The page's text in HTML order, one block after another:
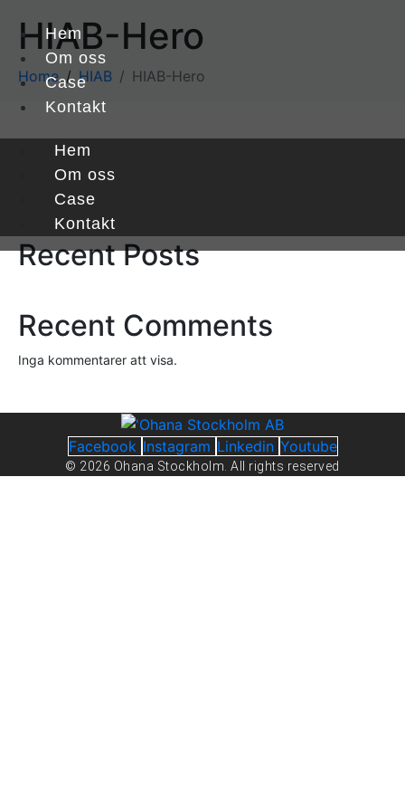
Hem
Om oss
Case
Kontakt
Hem
Om oss
Case
Kontakt
HIAB-Hero
Home HIAB HIAB-Hero
Recent Posts
Recent Comments
Inga kommentarer att visa.
Facebook Instagram Linkedin Youtube
© 2026 Ohana Stockholm. All rights reserved